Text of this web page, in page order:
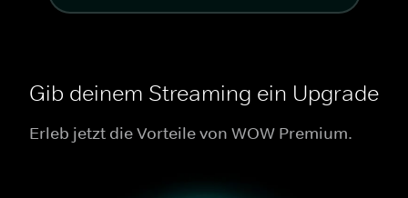
Gib deinem Streaming ein Upgrade
Erleb jetzt die Vorteile von WOW Premium.